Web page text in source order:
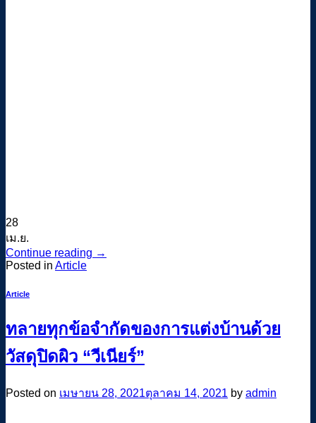
28
เม.ย.
Continue reading →
Posted in Article
Article
ทลายทุกข้อจำกัดของการแต่งบ้านด้วย
วัสดุปิดผิว “วีเนียร์”
Posted on เมษายน 28, 2021ตุลาคม 14, 2021 by admin